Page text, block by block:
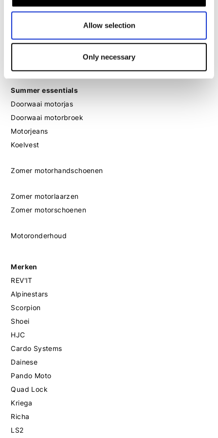
Allow selection
Only necessary
Motorslot
Outlet
Summer essentials
Doorwaai motorjas
Doorwaai motorbroek
Motorjeans
Koelvest
Zomer motorhandschoenen
Zomer motorlaarzen
Zomer motorschoenen
Motoronderhoud
Merken
REV'IT
Alpinestars
Scorpion
Shoei
HJC
Cardo Systems
Dainese
Pando Moto
Quad Lock
Kriega
Richa
LS2